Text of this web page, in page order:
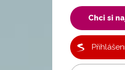
Chci si